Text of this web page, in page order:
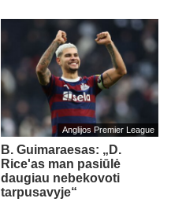
Anglijos Premier League
B. Guimaraesas: „D.
Rice'as man pasiūlė
daugiau nebekovoti
tarpusavyje“